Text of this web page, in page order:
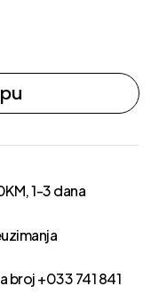
1-3 dana
broj +033 741 841